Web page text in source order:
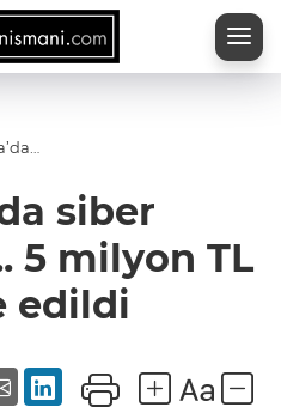
TL
siber
5 milyon TL
edildi